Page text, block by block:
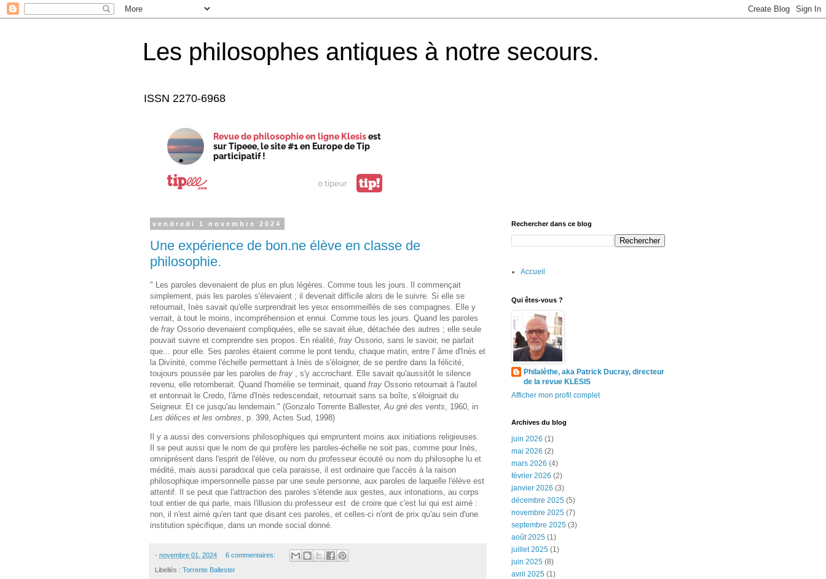
Les philosophes antiques à notre secours.
ISSN 2270-6968
Revue de philosophie en ligne Klesisest
sur Tipeee, le site #1 en Europe de Tip
participatif !
0 tipeur tip!
vendredi 1 novembre 2024
Une expérience de bon.ne élève en classe de
philosophie.
" Les paroles devenaient de plus en plus légères. Comme tous les jours. Il commençait
simplement, puis les paroles s'élevaient ; il devenait difficile alors de le suivre. Si elle se
retournait, Inès savait qu'elle surprendrait les yeux ensommeillés de ses compagnes. Elle y
verrait, à tout le moins, incompréhension et ennui. Comme tous les jours. Quand les paroles
de fray Ossorio devenaient compliquées, elle se savait élue, détachée des autres ; elle seule
pouvait suivre et comprendre ses propos. En réalité, fray Ossorio, sans le savoir, ne parlait
que... pour elle. Ses paroles étaient comme le pont tendu, chaque matin, entre l' âme d'Inès et
la Divinité, comme l'échelle permettant à Inès de s'éloigner, de se perdre dans la félicité,
toujours poussée par les paroles de fray , s'y accrochant. Elle savait qu'aussitôt le silence
revenu, elle retomberait. Quand l'homélie se terminait, quand fray Ossorio retournait à l'autel
et entonnait le Credo, l'âme d'Inès redescendait, retournait sans sa boîte, s'éloignait du
Seigneur. Et ce jusqu'au lendemain." (Gonzalo Torrente Ballester, Au gré des vents , 1960, in
Les délices et les ombres , p. 399, Actes Sud, 1998)
Il y a aussi des conversions philosophiques qui empruntent moins aux initiations religieuses.
Il se peut aussi que le nom de qui profère les paroles-échelle ne soit pas, comme pour Inès,
omniprésent dans l'esprit de l'élève, ou nom du professeur écouté ou nom du philosophe lu et
médité, mais aussi paradoxal que cela paraisse, il est ordinaire que l'accès à la raison
philosophique impersonnelle passe par une seule personne, aux paroles de laquelle l'élève est
attentif. Il se peut que l'attraction des paroles s'étende aux gestes, aux intonations, au corps
tout entier de qui parle, mais l'illusion du professeur est de croire que c'est lui qui est aimé :
non, il n'est aimé qu'en tant que disant ces paroles, et celles-ci n'ont de prix qu'au sein d'une
institution spécifique, dans un monde social donné.
- novembre 01, 2024 6 commentaires:
Libellés : Torrente Ballester
Rechercher dans ce blog
Accueil
Qui êtes-vous ?
Philalèthe, aka Patrick Ducray, directeur
de la revue KLESIS
Afficher mon profil complet
Archives du blog
juin 2026 (1)
mai 2026 (2)
mars 2026 (4)
février 2026 (2)
janvier 2026 (3)
décembre 2025 (5)
novembre 2025 (7)
septembre 2025 (3)
août 2025 (1)
juillet 2025 (1)
juin 2025 (8)
avril 2025 (1)